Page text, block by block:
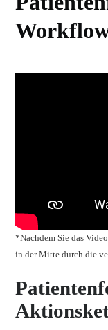
*Nachdem Sie das
in der Mitte durch die